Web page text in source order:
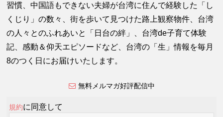
習慣、中国語もできない夫婦が台湾に住んで経験した「し
くじり」の数々、街を歩いて見つけた路上観察物件、台湾
の人々とのふれあいと「日台の絆」、台湾de子育て体験
記、感動＆仰天エピソードなど、台湾の「生」情報を毎月
8のつく日にお届けいたします。
無料メルマガ好評配信中
規約に同意して